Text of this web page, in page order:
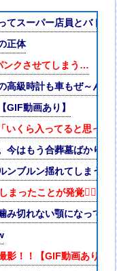
てスーパー店員とバトル
正体
ンクさせてしまう…
高級時計も車もぜ～んぶ
動画あり】
いくら入ってると思っ
今はもう合葬墓ばかり
ルンブルン揺れてしまう
まったことが発覚🤦‍♂
み切れない顎になってし
！！【GIF動画あり】